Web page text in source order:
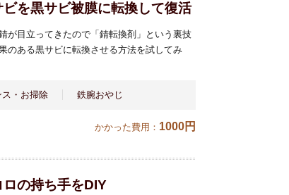
を黒サビ被膜に転換して復活
が目立ってきたので「錆転換剤」という裏技
のある黒サビに転換させる方法を試してみ
ス・お掃除 鉄腕おやじ
かかった費用： 1000円
の持ち手をDIY